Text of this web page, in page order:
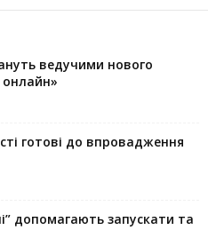
ведучими нового
готові до впровадження
допомагають запускaти та